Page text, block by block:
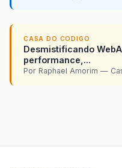
CASA DO CODIGO
Desmistificando
performance,...
Por Raphael Amorim —